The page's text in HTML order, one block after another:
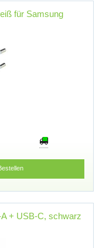
für Samsung
+ USB-C, schwarz